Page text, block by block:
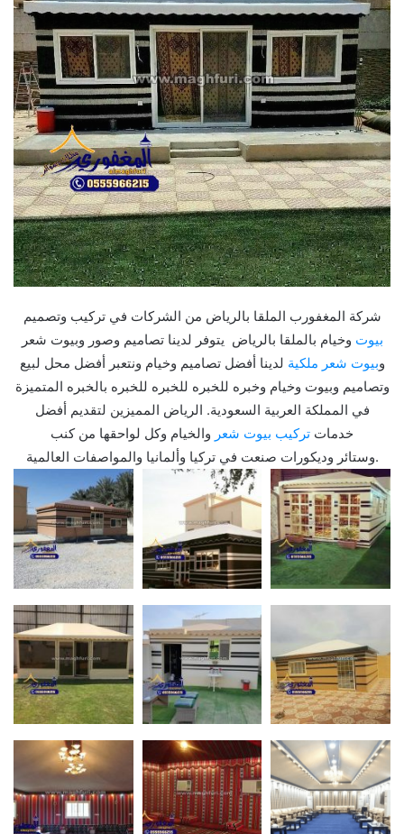
شركة المغفورب الملقا بالرياض من الشركات في تركيب وتصميم
بيوت وخيام بالملقا بالرياض يتوفر لدينا تصاميم وصور وبيوت شعر
وبيوت شعر ملكية لدينا أفضل تصاميم وخيام ونتعبر أفضل محل لبيع
وتصاميم وبيوت وخيام وخبره للخبره للخبره للخبره بالخبره المتميزة
في المملكة العربية السعودية. الرياض المميزين لتقديم أفضل
خدمات تركيب بيوت شعر والخيام وكل لواحقها من كنب
وستائر وديكورات صنعت في تركيا وألمانيا والمواصفات العالمية.